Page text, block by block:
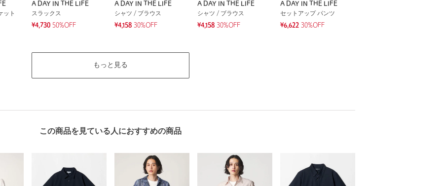
ット
A DAY IN THE LIFE
スラックス
¥4,730 50%OFF
A DAY IN THE LIFE
シャツ / ブラウス
¥4,158 30%OFF
A DAY IN THE LIFE
シャツ / ブラウス
¥4,158 30%OFF
A DAY IN THE LIFE
セットアップ パンツ
¥6,622 30%OFF
もっと見る
この商品を見ている人におすすめの商品